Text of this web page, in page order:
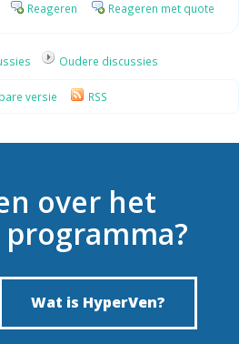
Reageren Reageren met quote
Oudere discussies
versie RSS
over het
Wat is HyperVen?